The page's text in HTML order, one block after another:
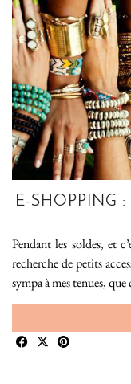
E-SHOPPING :
Pendant les soldes, et
recherche de petits
sympa à mes tenues,